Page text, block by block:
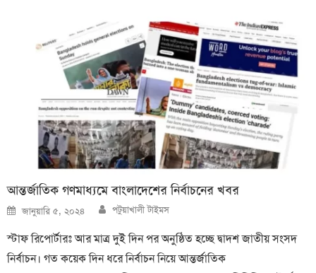
আন্তর্জাতিক গণমাধ্যমে বাংলাদেশের নির্বাচনের খবর
Posted
on
জানুয়ারি ৫, ২০২৪ Author
পটুয়াখালী টাইমস
স্টাফ রিপোর্টারঃ আর মাত্র দুই দিন পর অনুষ্ঠিত হচ্ছে দ্বাদশ জাতীয় সংসদ
নির্বাচন। গত কয়েক দিন ধরে নির্বাচন নিয়ে আন্তর্জাতিক